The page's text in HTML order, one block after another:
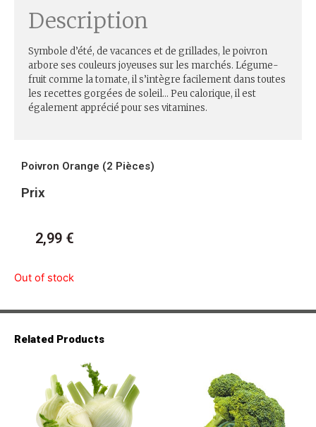
Description
Symbole d’été, de vacances et de grillades, le poivron
arbore ses couleurs joyeuses sur les marchés. Légume-
fruit comme la tomate, il s’intègre facilement dans toutes
les recettes gorgées de soleil… Peu calorique, il est
également apprécié pour ses vitamines.
Poivron Orange (2 Pièces)
Prix
2,99 €
Out of stock
Related Products